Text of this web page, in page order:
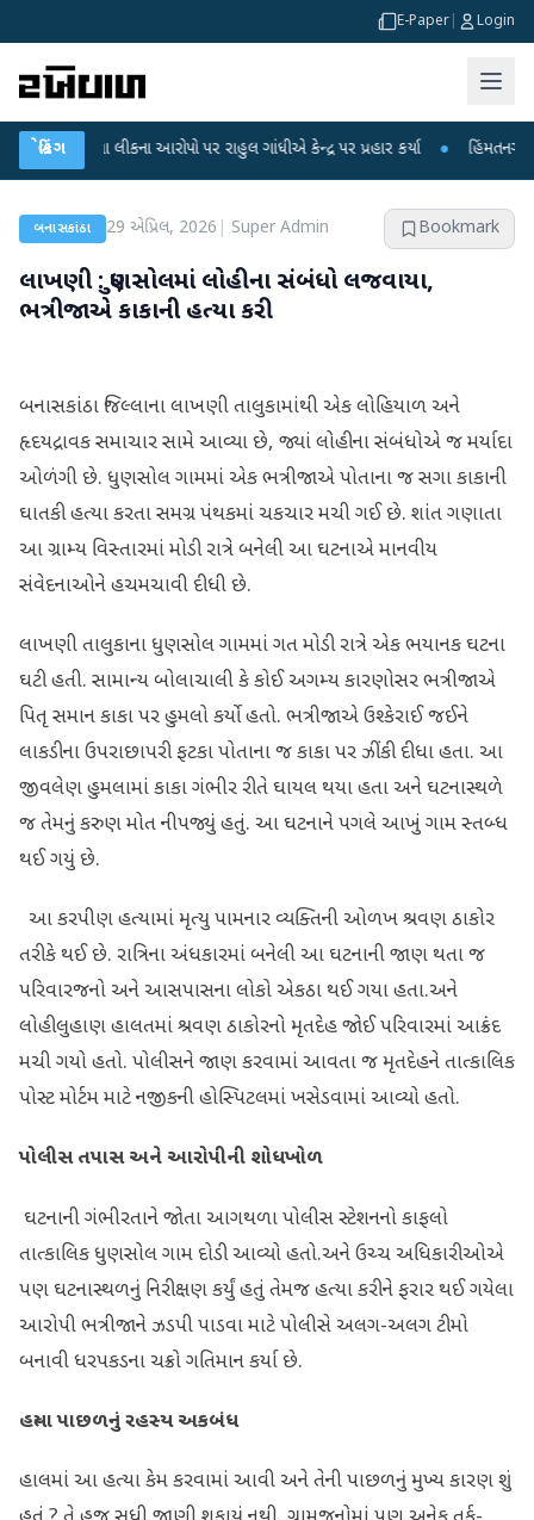
E-Paper Login
બ્રેકિંગ
લીકના આરોપો પર રાહુલ ગાંધીએ કેન્દ્ર પર પ્રહાર કર્યા ● હિંમતનગરમાં
બનાસકાંઠા 29 એપ્રિલ, 2026 Super Admin Bookmark
લાખણી : ધુણસોલમાં લોહીના સંબંધો લજવાયા,
ભત્રીજાએ કાકાની હત્યા કરી
બનાસકાંઠા જિલ્લાના લાખણી તાલુકામાંથી એક લોહિયાળ અને
હૃદયદ્રાવક સમાચાર સામે આવ્યા છે, જ્યાં લોહીના સંબંધોએ જ મર્યાદા
ઓળંગી છે. ધુણસોલ ગામમાં એક ભત્રીજાએ પોતાના જ સગા કાકાની
ઘાતકી હત્યા કરતા સમગ્ર પંથકમાં ચકચાર મચી ગઈ છે. શાંત ગણાતા
આ ગ્રામ્ય વિસ્તારમાં મોડી રાત્રે બનેલી આ ઘટનાએ માનવીય
સંવેદનાઓને હચમચાવી દીધી છે.
લાખણી તાલુકાના ધુણસોલ ગામમાં ગત મોડી રાત્રે એક ભયાનક ઘટના
ઘટી હતી. સામાન્ય બોલાચાલી કે કોઈ અગમ્ય કારણોસર ભત્રીજાએ
પિતૃ સમાન કાકા પર હુમલો કર્યો હતો. ભત્રીજાએ ઉશ્કેરાઈ જઈને
લાકડીના ઉપરાછાપરી ફટકા પોતાના જ કાકા પર ઝીંકી દીધા હતા. આ
જીવલેણ હુમલામાં કાકા ગંભીર રીતે ઘાયલ થયા હતા અને ઘટનાસ્થળે
જ તેમનું કરુણ મોત નીપજ્યું હતું. આ ઘટનાને પગલે આખું ગામ સ્તબ્ધ
થઈ ગયું છે.
આ કરપીણ હત્યામાં મૃત્યુ પામનાર વ્યક્તિની ઓળખ શ્રવણ ઠાકોર
તરીકે થઈ છે. રાત્રિના અંધકારમાં બનેલી આ ઘટનાની જાણ થતા જ
પરિવારજનો અને આસપાસના લોકો એકઠા થઈ ગયા હતા.અને
લોહીલુહાણ હાલતમાં શ્રવણ ઠાકોરનો મૃતદેહ જોઈ પરિવારમાં આક્રંદ
મચી ગયો હતો. પોલીસને જાણ કરવામાં આવતા જ મૃતદેહને તાત્કાલિક
પોસ્ટ મોર્ટમ માટે નજીકની હોસ્પિટલમાં ખસેડવામાં આવ્યો હતો.
પોલીસ તપાસ અને આરોપીની શોધખોળ
ઘટનાની ગંભીરતાને જોતા આગથળા પોલીસ સ્ટેશનનો કાફલો
તાત્કાલિક ધુણસોલ ગામ દોડી આવ્યો હતો.અને ઉચ્ચ અધિકારીઓએ
પણ ઘટનાસ્થળનું નિરીક્ષણ કર્યું હતું તેમજ હત્યા કરીને ફરાર થઈ ગયેલા
આરોપી ભત્રીજાને ઝડપી પાડવા માટે પોલીસે અલગ-અલગ ટીમો
બનાવી ધરપકડના ચક્રો ગતિમાન કર્યા છે.
હત્યા પાછળનું રહસ્ય અકબંધ
હાલમાં આ હત્યા કેમ કરવામાં આવી અને તેની પાછળનું મુખ્ય કારણ શું